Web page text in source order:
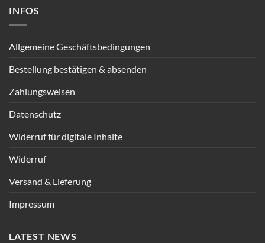
INFOS
Allgemeine Geschäftsbedingungen
Bestellung bestätigen & absenden
Zahlungsweisen
Datenschutz
Widerruf für digitale Inhalte
Widerruf
Versand & Lieferung
Impressum
LATEST NEWS